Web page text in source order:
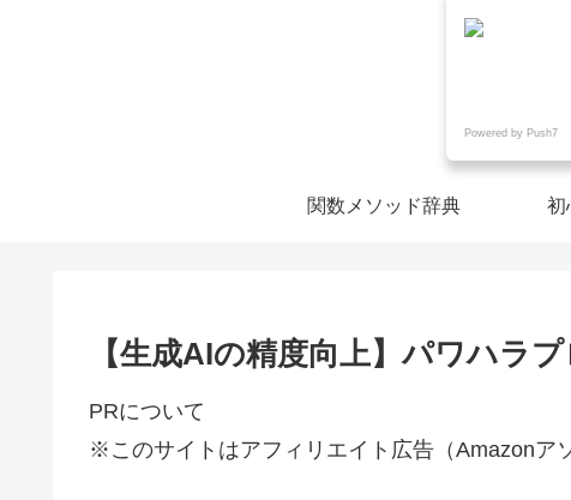
関数メソッド辞典 初
【生成AIの精度向上】パワハラ
PRについて
※このサイトはアフィリエイト広告（Amazonア
Powered by Push7